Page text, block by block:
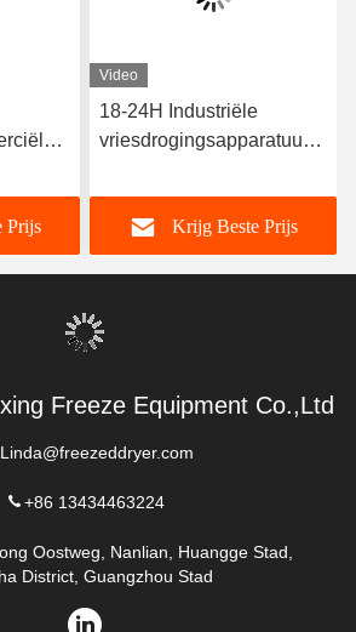
Prijs
Video
18-24H Industriële
vriesdrogingsapparatuur
Krijg Beste Prijs
Freeze Equipment Co.,Ltd
Linda@freezeddryer.com
+86 13434463224
Oostweg, Nanlian, Huangge Stad,
District, Guangzhou Stad